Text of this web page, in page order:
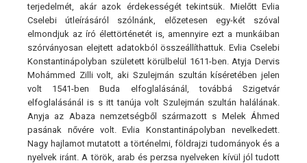
terjedelmét, akár azok érdekességét tekintsük. Mielőtt Evlia
Cselebi útleírásáról szólnánk, előzetesen egy-két szóval
elmondjuk az író élettörténetét is, amennyire ezt a munkáiban
szórványosan elejtett adatokból összeállíthattuk. Evlia Cselebi
Konstantinápolyban született körülbelül 1611-ben. Atyja Dervis
Mohámmed Zilli volt, aki Szulejmán szultán kíséretében jelen
volt 1541-ben Buda elfoglalásánál, továbbá Szigetvár
elfoglalásánál is s itt tanúja volt Szulejmán szultán halálának.
Anyja az Abaza nemzetségből származott s Melek Áhmed
pasának nővére volt. Evlia Konstantinápolyban nevelkedett.
Nagy hajlamot mutatott a történelmi, földrajzi tudományok és a
nyelvek iránt. A török, arab és perzsa nyelveken kívül jól tudott